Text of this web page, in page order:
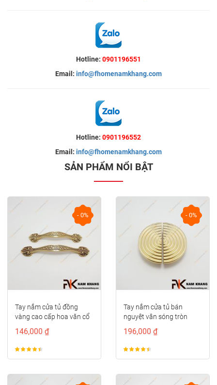
Hotline: 0901196551
Email: info@fhomenamkhang.com
Hotline: 0901196552
Email: info@fhomenamkhang.com
SẢN PHẨM NỔI BẬT
- 0%
Tay nắm cửa tủ đồng
vàng cao cấp hoa văn cổ
146,000 ₫
- 0%
Tay nắm cửa tủ bán
nguyệt vân sóng tròn
196,000 ₫